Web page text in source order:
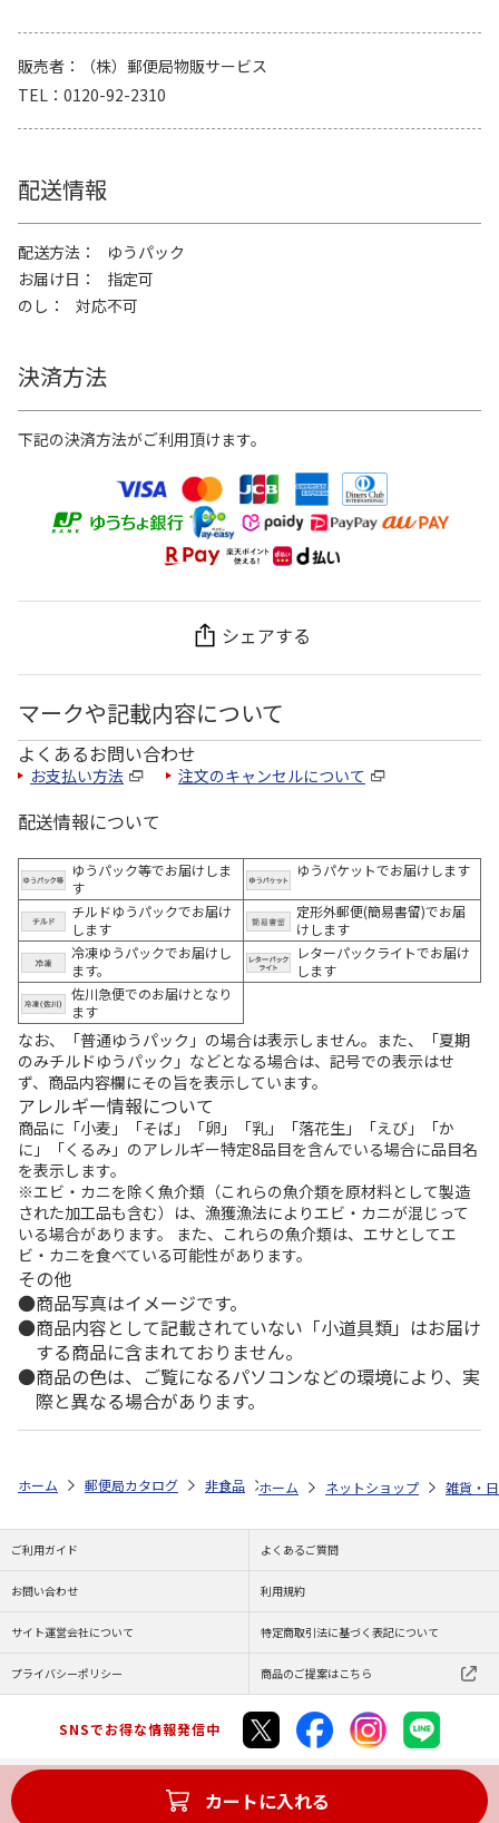
販売者
（株）郵便局物販サービス
TEL
0120-92-2310
配送情報
配送方法
ゆうパック
お届け日
指定可
のし
対応不可
決済方法
下記の決済方法がご利用頂けます。
シェアする
マークや記載内容について
よくあるお問い合わせ
お支払い方法 注文のキャンセルについて
配送情報について
ゆうパック等でお届けしま
す
ゆうパケットでお届けします
チルドゆうパックでお届け
します
定形外郵便(簡易書留)でお届
けします
冷凍ゆうパックでお届けし
ます。
レターパックライトでお届け
します
佐川急便でのお届けとなり
ます
なお、「普通ゆうパック」の場合は表示しません。また、「夏期
のみチルドゆうパック」などとなる場合は、記号での表示はせ
ず、商品内容欄にその旨を表示しています。
アレルギー情報について
商品に「小麦」「そば」「卵」「乳」「落花生」「えび」「か
に」「くるみ」のアレルギー特定8品目を含んでいる場合に品目名
を表示します。
※エビ・カニを除く魚介類（これらの魚介類を原材料として製造
された加工品も含む）は、漁獲漁法によりエビ・カニが混じって
いる場合があります。 また、これらの魚介類は、エサとしてエ
ビ・カニを食べている可能性があります。
その他
商品写真はイメージです。
商品内容として記載されていない「小道具類」はお届け
する商品に含まれておりません。
商品の色は、ご覧になるパソコンなどの環境により、実
際と異なる場合があります。
カートに入れる
ホーム 郵便局カタログ 非食品 実印・銀行印（認印） くまのプ
ホーム ネットショップ 雑貨・
ご利用ガイド よくあるご質問
お問い合わせ 利用規約
サイト運営会社について 特定商取引法に基づく表記について
プライバシーポリシー 商品のご提案はこちら
SNSでお得な情報発信中